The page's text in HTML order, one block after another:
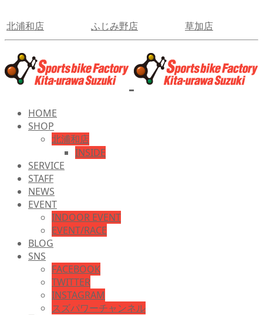
北浦和店 ふじみ野店 草加店
HOME
SHOP
北浦和店
INSIDE
SERVICE
STAFF
NEWS
EVENT
INDOOR EVENT
EVENT/RACE
BLOG
SNS
FACEBOOK
TWITTER
INSTAGRAM
スズパワーチャンネル